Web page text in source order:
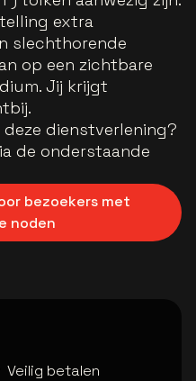
extra
slechthorende
op een zichtbare
Jij krijgt
dienstverlening?
de onderstaande
bezoekers met
noden
Veilig betalen